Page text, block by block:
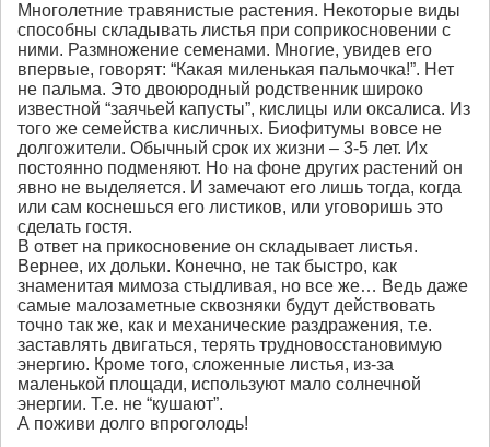
Многолетние травянистые растения. Некоторые виды
способны складывать листья при соприкосновении с
ними. Размножение семенами. Многие, увидев его
впервые, говорят: “Какая миленькая пальмочка!”. Нет
не пальма. Это двоюродный родственник широко
известной “заячьей капусты”, кислицы или оксалиса. Из
того же семейства кисличных. Биофитумы вовсе не
долгожители. Обычный срок их жизни – 3-5 лет. Их
постоянно подменяют. Но на фоне других растений он
явно не выделяется. И замечают его лишь тогда, когда
или сам коснешься его листиков, или уговоришь это
сделать гостя.
В ответ на прикосновение он складывает листья.
Вернее, их дольки. Конечно, не так быстро, как
знаменитая мимоза стыдливая, но все же… Ведь даже
самые малозаметные сквозняки будут действовать
точно так же, как и механические раздражения, т.е.
заставлять двигаться, терять трудновосстановимую
энергию. Кроме того, сложенные листья, из-за
маленькой площади, используют мало солнечной
энергии. Т.е. не “кушают”.
А поживи долго впроголодь!